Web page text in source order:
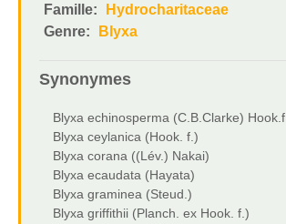
Famille:
Hydrocharitaceae
Genre:
Blyxa
Synonymes
Blyxa echinosperma (C.B.Clarke) Hook.f.
Blyxa ceylanica (Hook. f.)
Blyxa corana ((Lév.) Nakai)
Blyxa ecaudata (Hayata)
Blyxa graminea (Steud.)
Blyxa griffithii (Planch. ex Hook. f.)